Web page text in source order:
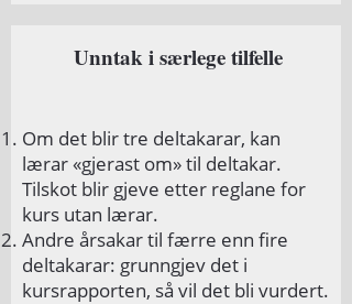
Unntak i særlege tilfelle
Om det blir tre deltakarar, kan
lærar «gjerast om» til deltakar.
Tilskot blir gjeve etter reglane for
kurs utan lærar.
Andre årsakar til færre enn fire
deltakarar: grunngjev det i
kursrapporten, så vil det bli vurdert.